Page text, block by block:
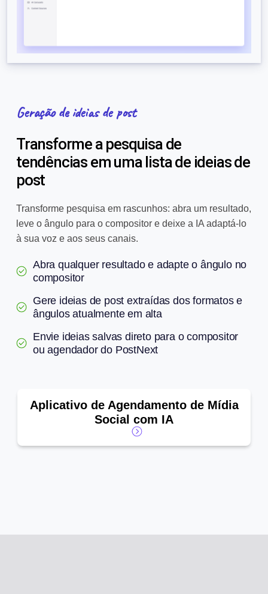
Geração de ideias de post
Transforme a pesquisa de
tendências em uma lista de ideias de
post
Transforme pesquisa em rascunhos: abra um resultado,
leve o ângulo para o compositor e deixe a IA adaptá-lo
à sua voz e aos seus canais.
Abra qualquer resultado e adapte o ângulo no
compositor
Gere ideias de post extraídas dos formatos e
ângulos atualmente em alta
Envie ideias salvas direto para o compositor
ou agendador do PostNext
Aplicativo de Agendamento de Mídia
Social com IA